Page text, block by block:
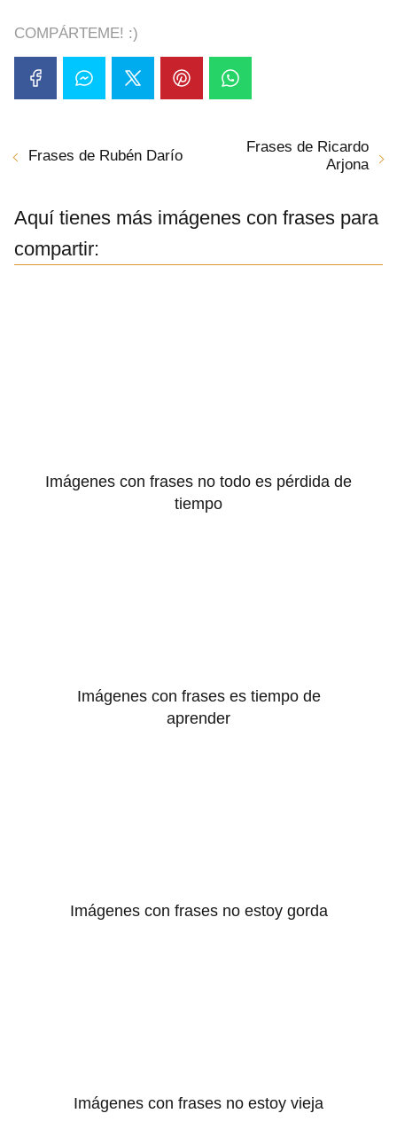
COMPÁRTEME! :)
Frases de Rubén Darío
Frases de Ricardo
Arjona
Aquí tienes más imágenes con frases para
compartir:
Imágenes con frases no todo es pérdida de
tiempo
Imágenes con frases es tiempo de
aprender
Imágenes con frases no estoy gorda
Imágenes con frases no estoy vieja